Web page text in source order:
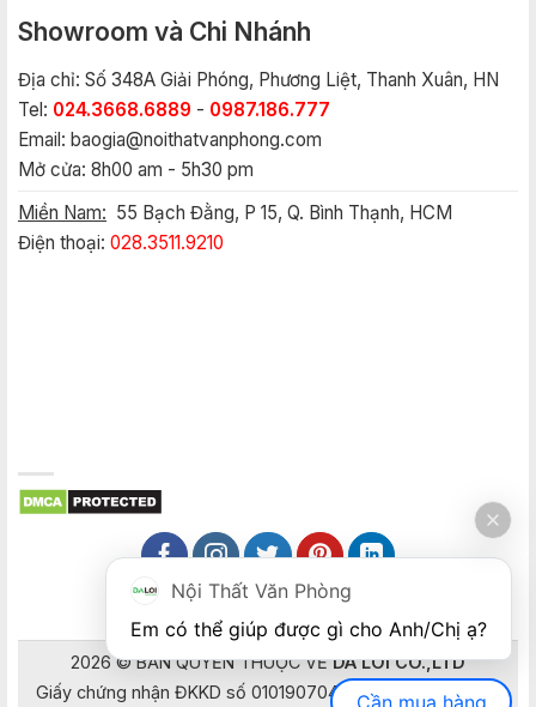
Showroom và Chi Nhánh
Địa chỉ: Số 348A Giải Phóng, Phương Liệt, Thanh Xuân, HN
Tel: 024.3668.6889 - 0987.186.777
Email: baogia@noithatvanphong.com
Mở cửa: 8h00 am - 5h30 pm
Miền Nam: 55 Bạch Đằng, P 15, Q. Bình Thạnh, HCM
Điện thoại: 028.3511.9210
2026 © BẢN QUYỀN THUỘC VỀDA LOI CO.,LTD
Giấy chứng nhận ĐKKD số 0101907041 do Sở Kế hoạch và
Nội Thất Văn Phòng
Cần mua hàng